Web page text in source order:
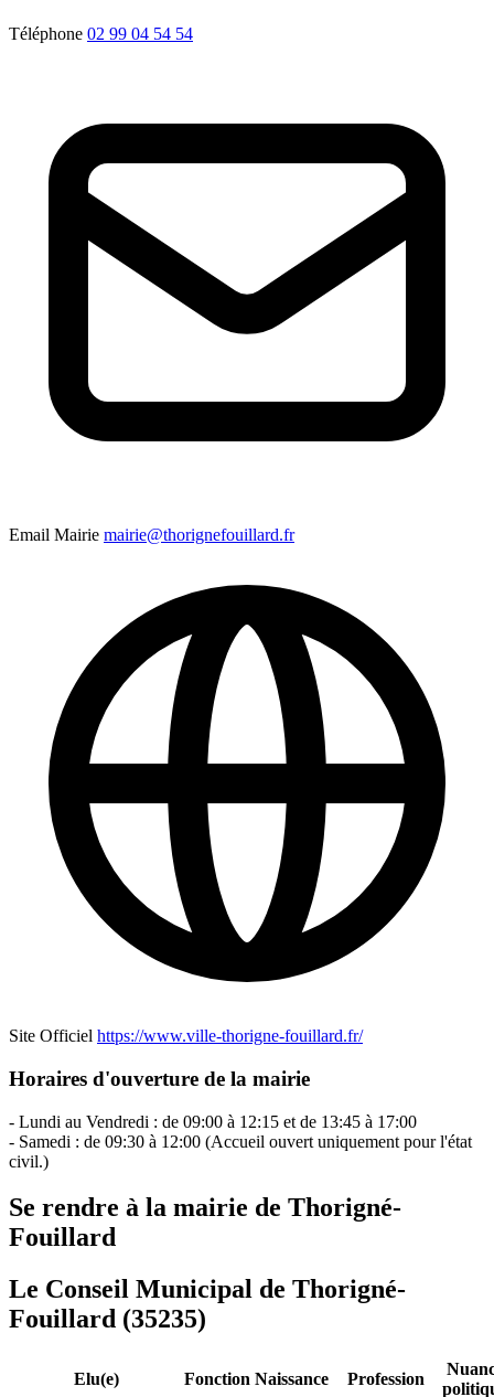
Téléphone 02 99 04 54 54
Email Mairie mairie@thorignefouillard.fr
Site Officiel https://www.ville-thorigne-fouillard.fr/
Horaires d'ouverture de la mairie
- Lundi au Vendredi : de 09:00 à 12:15 et de 13:45 à 17:00
- Samedi : de 09:30 à 12:00 (Accueil ouvert uniquement pour l'état
civil.)
Se rendre à la mairie de Thorigné-
Fouillard
Le Conseil Municipal de Thorigné-
Fouillard (35235)
Elu(e) Fonction Naissance Profession